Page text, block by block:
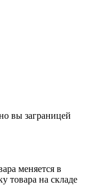
вы заграницей
меняется в
товара на складе